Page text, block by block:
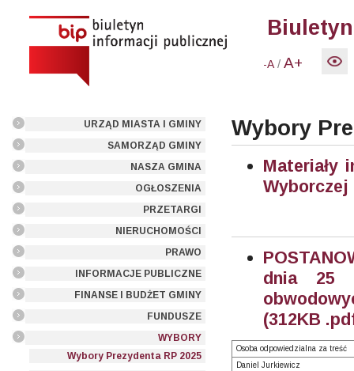
-A /A+
URZĄD MIASTA I GMINY
SAMORZĄD GMINY
NASZA GMINA
OGŁOSZENIA
PRZETARGI
NIERUCHOMOŚCI
PRAWO
INFORMACJE PUBLICZNE
FINANSE I BUDŻET GMINY
FUNDUSZE
WYBORY
Wybory Prezydenta RP 2025
Wybory
Materiały
Wyborczej
dnia 25
(312KB
Osoba odpowiedzialna za treść
Daniel Jurkiewicz